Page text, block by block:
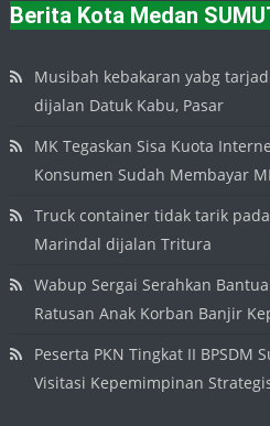
Berita Kota Medan
Musibah kebakaran yabg
dijalan Datuk Kabu, Pasar
MK Tegaskan Sisa Kuota
Konsumen Sudah Membayar
Truck container tidak tarik
Marindal dijalan Tritura
Wabup Sergai Serahkan
Ratusan Anak Korban Banjir
Peserta PKN Tingkat II BPSDM
Visitasi Kepemimpinan